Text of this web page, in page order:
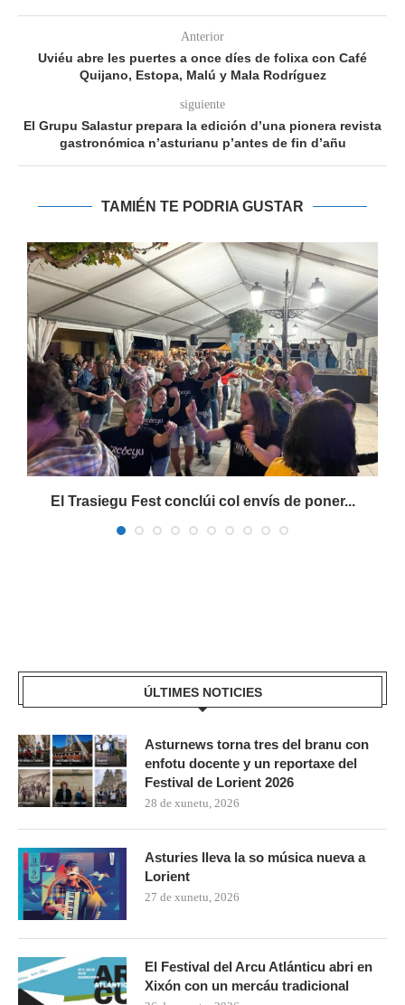
Anterior
Uviéu abre les puertes a once díes de folixa con Café
Quijano, Estopa, Malú y Mala Rodríguez
siguiente
El Grupu Salastur prepara la edición d’una pionera revista
gastronómica n’asturianu p’antes de fin d’añu
TAMIÉN TE PODRIA GUSTAR
El Trasiegu Fest conclúi col envís de poner...
ÚLTIMES NOTICIES
Asturnews torna tres del branu con
enfotu docente y un reportaxe del
Festival de Lorient 2026
28 de xunetu, 2026
Asturies lleva la so música nueva a
Lorient
27 de xunetu, 2026
El Festival del Arcu Atlánticu abri en
Xixón con un mercáu tradicional